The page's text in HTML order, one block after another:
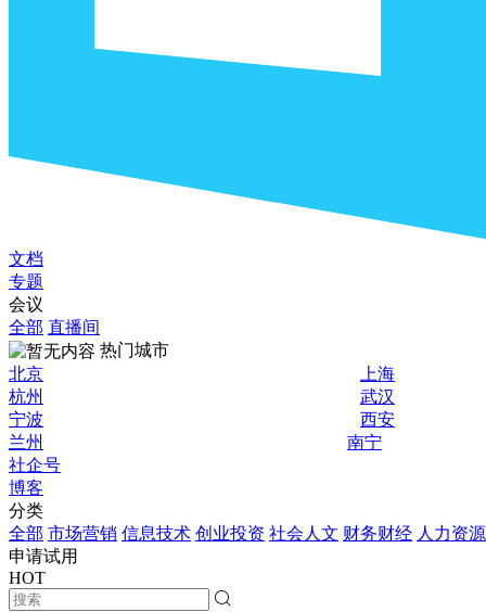
文档
专题
会议
全部 直播间
热门城市
北京
上海
杭州
武汉
宁波
西安
兰州
南宁
社企号
博客
分类
全部 市场营销 信息技术 创业投资 社会人文 财务财经 人力资源
申请试用
HOT